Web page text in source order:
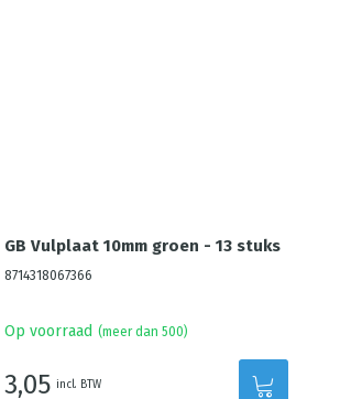
GB Vulplaat 10mm groen - 13 stuks
8714318067366
Op voorraad (meer dan 500)
3,05 incl. BTW